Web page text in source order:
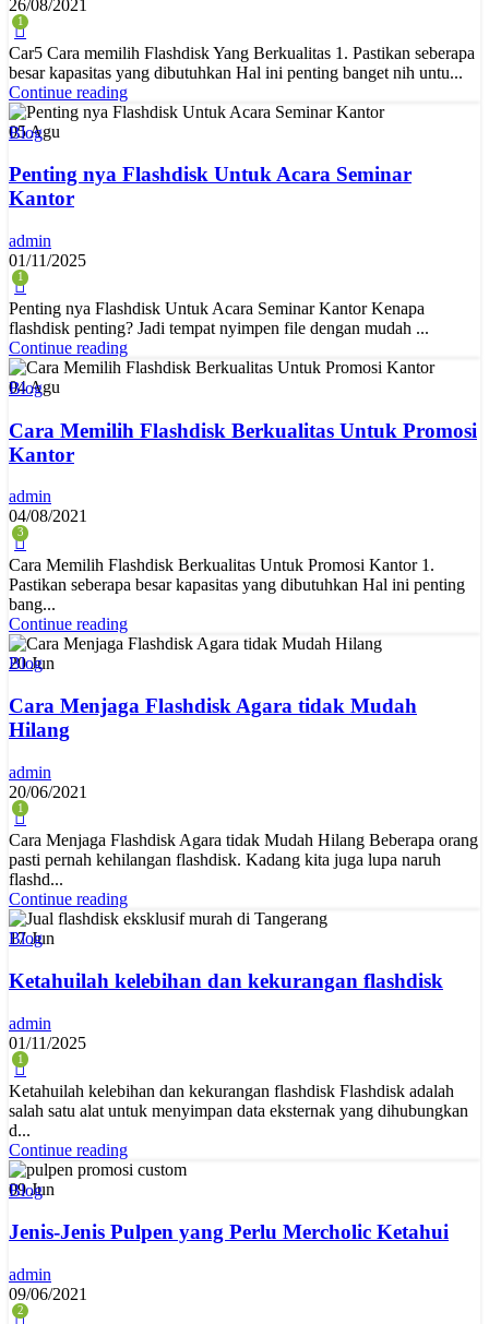
26/08/2021
1
Car5 Cara memilih Flashdisk Yang Berkualitas 1. Pastikan seberapa
besar kapasitas yang dibutuhkan Hal ini penting banget nih untu...
Continue reading
05Agu
Blog
Penting nya Flashdisk Untuk Acara Seminar
Kantor
admin
01/11/2025
1
Penting nya Flashdisk Untuk Acara Seminar Kantor Kenapa
flashdisk penting? Jadi tempat nyimpen file dengan mudah ...
Continue reading
04Agu
Blog
Cara Memilih Flashdisk Berkualitas Untuk Promosi
Kantor
admin
04/08/2021
3
Cara Memilih Flashdisk Berkualitas Untuk Promosi Kantor 1.
Pastikan seberapa besar kapasitas yang dibutuhkan Hal ini penting
bang...
Continue reading
20Jun
Blog
Cara Menjaga Flashdisk Agara tidak Mudah
Hilang
admin
20/06/2021
1
Cara Menjaga Flashdisk Agara tidak Mudah Hilang Beberapa orang
pasti pernah kehilangan flashdisk. Kadang kita juga lupa naruh
flashd...
Continue reading
17Jun
Blog
Ketahuilah kelebihan dan kekurangan flashdisk
admin
01/11/2025
1
Ketahuilah kelebihan dan kekurangan flashdisk Flashdisk adalah
salah satu alat untuk menyimpan data eksternak yang dihubungkan
d...
Continue reading
09Jun
Blog
Jenis-Jenis Pulpen yang Perlu Mercholic Ketahui
admin
09/06/2021
2